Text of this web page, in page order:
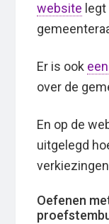
website
Er is ook
over de
En op de
uitgelegd
Oefenen